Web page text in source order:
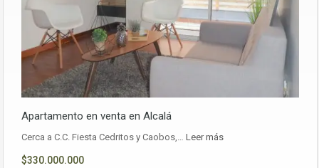
Apartamento en venta en Alcalá
Cerca a C.C. Fiesta Cedritos y Caobos,… Leer más
$330.000.000